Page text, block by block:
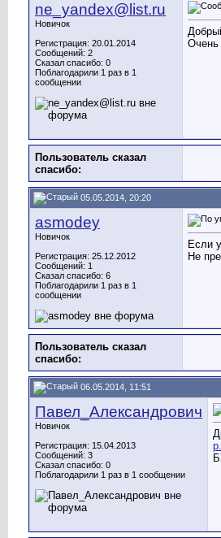
ne_yandex@list.ru
Новичок
Регистрация: 20.01.2014
Сообщений: 2
Сказал спасибо: 0
Поблагодарили 1 раз в 1
сообщении
Очень
Пользователь сказал
cпасибо:
05.05.2014, 20:20
asmodey
Новичок
Регистрация: 25.12.2012
Сообщений: 1
Сказал спасибо: 6
Поблагодарили 1 раз в 1
сообщении
Если
Не
Пользователь сказал
cпасибо:
06.05.2014, 11:51
Павел_Александрович
Новичок
Регистрация: 15.04.2013
Сообщений: 3
Сказал спасибо: 0
Поблагодарили 1 раз в 1 сообщении